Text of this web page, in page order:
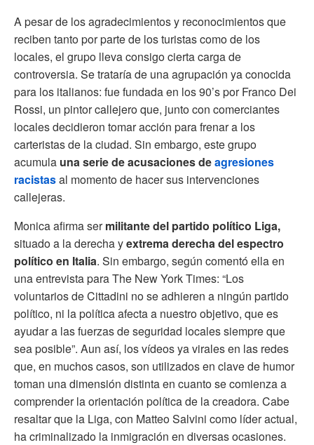
A pesar de los agradecimientos y reconocimientos que
reciben tanto por parte de los turistas como de los
locales, el grupo lleva consigo cierta carga de
controversia. Se trataría de una agrupación ya conocida
para los italianos: fue fundada en los 90’s por Franco Dei
Rossi, un pintor callejero que, junto con comerciantes
locales decidieron tomar acción para frenar a los
carteristas de la ciudad. Sin embargo, este grupo
acumula una serie de acusaciones deagresiones
racistasal momento de hacer sus intervenciones
callejeras.
Monica afirma sermilitante del partido político Liga,
situado a la derecha yextrema derecha del espectro
político en Italia. Sin embargo, según comentó ella en
una entrevista para The New York Times: “Los
voluntarios de Cittadini no se adhieren a ningún partido
político, ni la política afecta a nuestro objetivo, que es
ayudar a las fuerzas de seguridad locales siempre que
sea posible”. Aun así, los vídeos ya virales en las redes
que, en muchos casos, son utilizados en clave de humor
toman una dimensión distinta en cuanto se comienza a
comprender la orientación política de la creadora. Cabe
resaltar que la Liga, con Matteo Salvini como líder actual,
ha criminalizado la inmigración en diversas ocasiones.